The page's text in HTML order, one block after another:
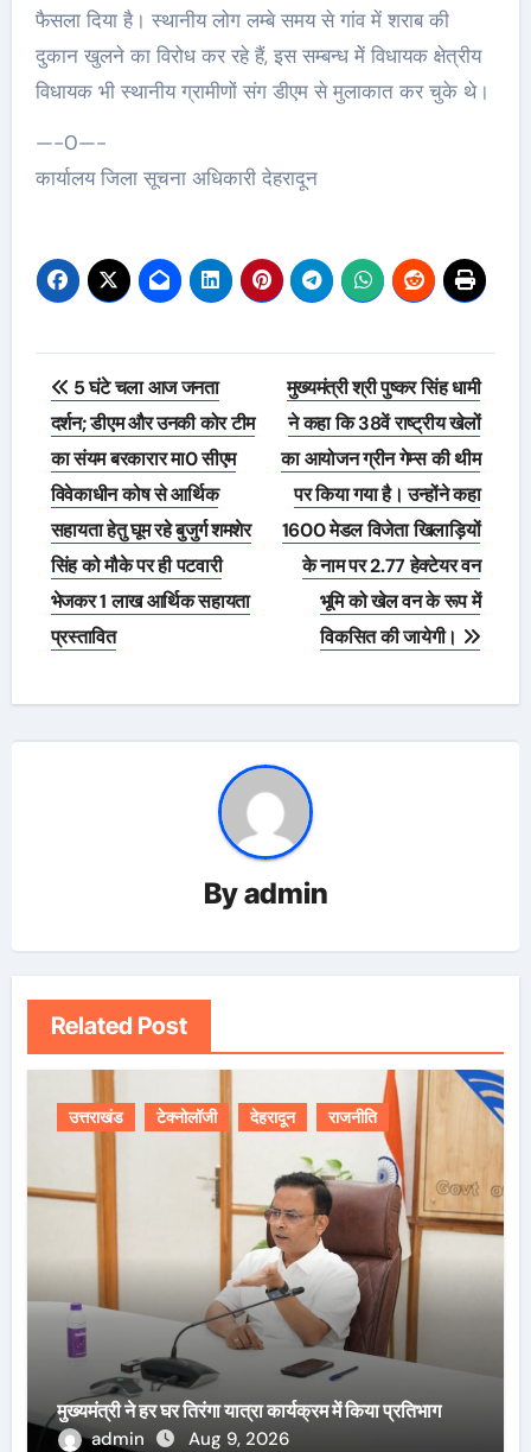
फैसला दिया है। स्थानीय लोग लम्बे समय से गांव में शराब की
दुकान खुलने का विरोध कर रहे हैं, इस सम्बन्ध मेें विधायक क्षेत्रीय
विधायक भी स्थानीय ग्रामीणों संग डीएम से मुलाकात कर चुके थे।
—-0—-
कार्यालय जिला सूचना अधिकारी देहरादून
Post
navigation
5 घंटे चला आज जनता
दर्शन; डीएम और उनकी कोर टीम
का संयम बरकारार मा0 सीएम
विवेकाधीन कोष से आर्थिक
सहायता हेतु घूम रहे बुजुर्ग शमशेर
सिंह को मौके पर ही पटवारी
भेजकर 1 लाख आर्थिक सहायता
प्रस्तावित
मुख्यमंत्री श्री पुष्कर सिंह धामी
ने कहा कि 38वें राष्ट्रीय खेलों
का आयोजन ग्रीन गेम्स की थीम
पर किया गया है। उन्होंने कहा
1600 मेडल विजेता खिलाड़ियों
के नाम पर 2.77 हेक्टेयर वन
भूमि को खेल वन के रूप में
विकसित की जायेगी।
Byadmin
Related Post
उत्तराखंड टेक्नोलॉजी देहरादून राजनीति
मुख्यमंत्री ने हर घर तिरंगा यात्रा कार्यक्रम में किया प्रतिभाग
admin
Aug 9, 2026